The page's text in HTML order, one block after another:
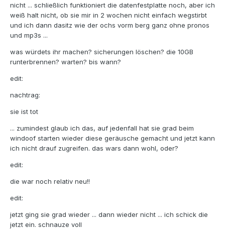
nicht ... schließlich funktioniert die datenfestplatte noch, aber ich
weiß halt nicht, ob sie mir in 2 wochen nicht einfach wegstirbt
und ich dann dasitz wie der ochs vorm berg ganz ohne pronos
und mp3s ...
was würdets ihr machen? sicherungen löschen? die 10GB
runterbrennen? warten? bis wann?
edit:
nachtrag:
sie ist tot
... zumindest glaub ich das, auf jedenfall hat sie grad beim
windoof starten wieder diese geräusche gemacht und jetzt kann
ich nicht drauf zugreifen. das wars dann wohl, oder?
edit:
die war noch relativ neu!!
edit:
jetzt ging sie grad wieder ... dann wieder nicht ... ich schick die
jetzt ein. schnauze voll